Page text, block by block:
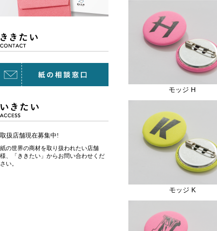
取扱店舗現在募集中!
紙の世界の商材を取り扱われたい店舗
様、「ききたい」からお問い合わせくだ
さい。
モッジ H
モッジ K